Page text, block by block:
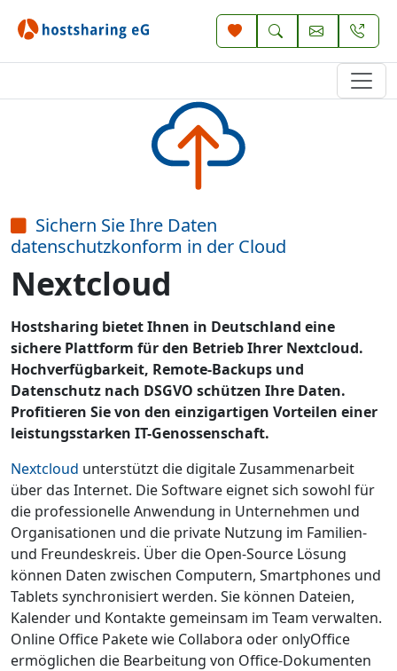
Sichern Sie Ihre Daten
datenschutzkonform in der Cloud
Nextcloud
Hostsharing bietet Ihnen in Deutschland eine
sichere Plattform für den Betrieb Ihrer Nextcloud.
Hochverfügbarkeit, Remote-Backups und
Datenschutz nach DSGVO schützen Ihre Daten.
Profitieren Sie von den einzigartigen Vorteilen einer
leistungsstarken IT-Genossenschaft.
Nextcloud unterstützt die digitale Zusammenarbeit
über das Internet. Die Software eignet sich sowohl für
die professionelle Anwendung in Unternehmen und
Organisationen und die private Nutzung im Familien-
und Freundeskreis. Über die Open-Source Lösung
können Daten zwischen Computern, Smartphones und
Tablets synchronisiert werden. Sie können Dateien,
Kalender und Kontakte gemeinsam im Team verwalten.
Online Office Pakete wie Collabora oder onlyOffice
ermöglichen die Bearbeitung von Office-Dokumenten